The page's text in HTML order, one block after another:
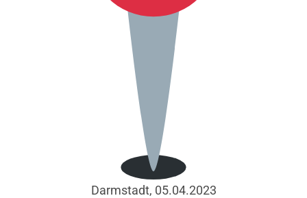
Darmstadt, 05.04.2023